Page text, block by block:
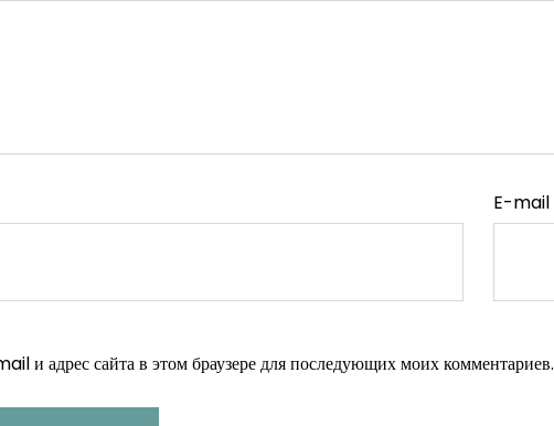
E-mail
и адрес сайта в этом браузере для последующих моих комментариев.